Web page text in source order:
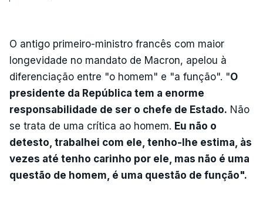
O antigo primeiro-ministro francês com maior
longevidade no mandato de Macron, apelou à
diferenciação entre "o homem" e "a função". "O
presidente da República tem a enorme
responsabilidade de ser o chefe de Estado. Não
se trata de uma crítica ao homem. Eu não o
detesto, trabalhei com ele, tenho-lhe estima, às
vezes até tenho carinho por ele, mas não é uma
questão de homem, é uma questão de função".